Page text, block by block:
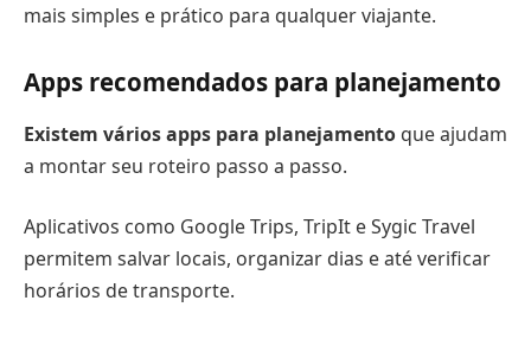
mais simples e prático para qualquer viajante.
Apps recomendados para planejamento
Existem vários apps para planejamento que ajudam
a montar seu roteiro passo a passo.
Aplicativos como Google Trips, TripIt e Sygic Travel
permitem salvar locais, organizar dias e até verificar
horários de transporte.